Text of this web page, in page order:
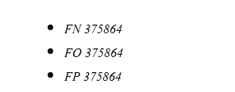
FN 375864
FO 375864
FP 375864